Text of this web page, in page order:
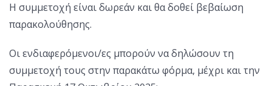
Η συμμετοχή είναι δωρεάν και θα δοθεί βεβαίωση
παρακολούθησης.
Οι ενδιαφερόμενοι/ες μπορούν να δηλώσουν τη
συμμετοχή τους στην παρακάτω φόρμα, μέχρι και την